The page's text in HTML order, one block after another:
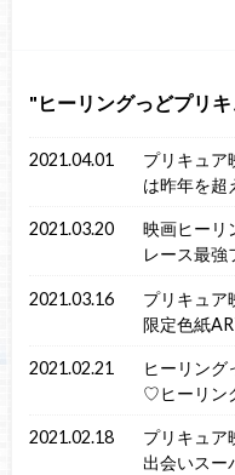
ヒーリングっどプリ
2021.04.01
プリキュア
は昨年を超
2021.03.20
映画ヒーリ
レース最強
2021.03.16
プリキュア
限定色紙
2021.02.21
ヒーリング
♡ヒーリン
2021.02.18
プリキュア
出会いスー